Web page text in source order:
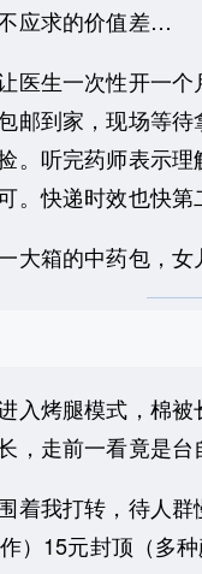
应求的价值差…
生一次性开一个
邮到家，现场等
。听完药师表示
。快递时效也快
箱的中药包，女
烤腿模式，棉被
，走前一看竟是
我打转，待人群
）15元封顶（多